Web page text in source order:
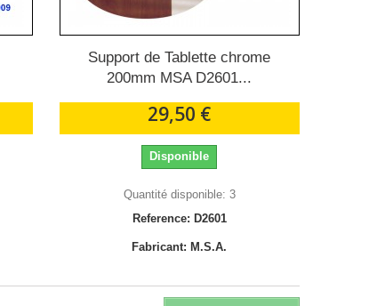
Support de Tablette chrome
200mm MSA D2601...
29,50 €
Disponible
Quantité disponible: 3
Reference: D2601
Fabricant: M.S.A.